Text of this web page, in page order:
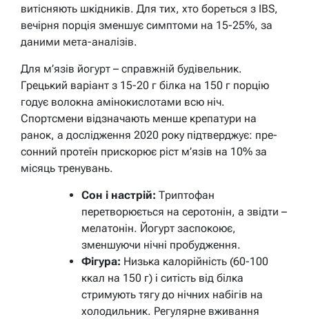
витісняють шкідників. Для тих, хто бореться з IBS,
вечірня порція зменшує симптоми на 15-25%, за
даними мета-аналізів.
Для м’язів йогурт – справжній будівельник.
Грецький варіант з 15-20 г білка на 150 г порцію
годує волокна амінокислотами всю ніч.
Спортсмени відзначають менше крепатури на
ранок, а дослідження 2020 року підтверджує: пре-
сонний протеїн прискорює ріст м’язів на 10% за
місяць тренувань.
Сон і настрій: Триптофан
перетворюється на серотонін, а звідти –
мелатонін. Йогурт заспокоює,
зменшуючи нічні пробудження.
Фігура: Низька калорійність (60-100
ккал на 150 г) і ситість від білка
стримують тягу до нічних набігів на
холодильник. Регулярне вживання